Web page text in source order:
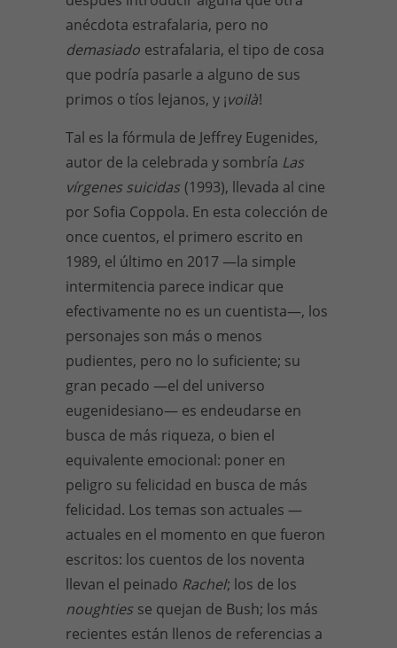
anécdota estrafalaria, pero no
demasiado estrafalaria, el tipo de cosa
que podría pasarle a alguno de sus
primos o tíos lejanos, y ¡voilà!
Tal es la fórmula de Jeffrey Eugenides,
autor de la celebrada y sombría Las
vírgenes suicidas (1993), llevada al cine
por Sofia Coppola. En esta colección de
once cuentos, el primero escrito en
1989, el último en 2017 —la simple
intermitencia parece indicar que
efectivamente no es un cuentista—, los
personajes son más o menos
pudientes, pero no lo suficiente; su
gran pecado —el del universo
eugenidesiano— es endeudarse en
busca de más riqueza, o bien el
equivalente emocional: poner en
peligro su felicidad en busca de más
felicidad. Los temas son actuales —
actuales en el momento en que fueron
escritos: los cuentos de los noventa
llevan el peinado Rachel; los de los
noughties se quejan de Bush; los más
recientes están llenos de referencias a